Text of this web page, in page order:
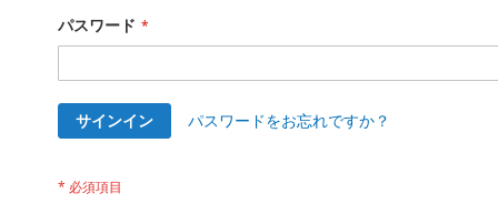
パスワード
サインイン パスワードをお忘れですか？